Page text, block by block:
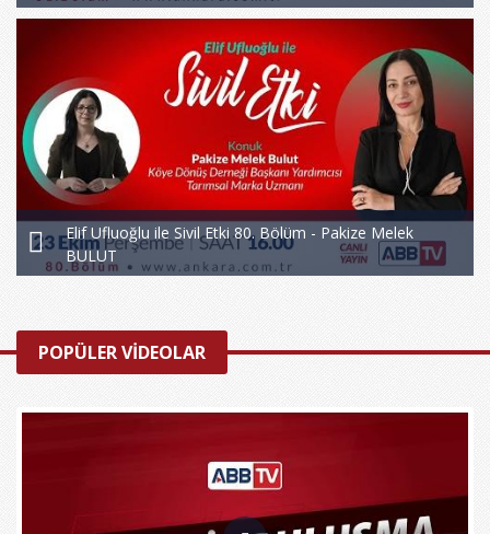
Elif Ufluoğlu ile Sivil Etki 80. Bölüm - Pakize Melek
BULUT
POPÜLER VİDEOLAR